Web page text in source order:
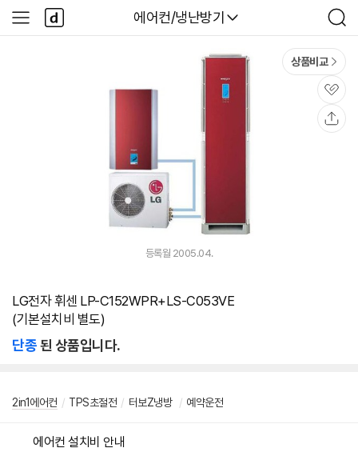
다나와
에어컨/냉난방기
검
색
사
이
다
나
와
상품비교
관
심
등록월 2005.04.
LG전자 휘센 LP-C152WPR+LS-C053VE
(기본설치비 별도)
단종된 상품입니다.
2in1에어컨 / TPS초절전 / 터보Z냉방 / 예약운전
에어컨 설치비 안내